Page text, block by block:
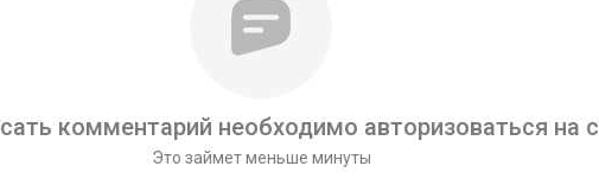
комментарий необходимо авторизоваться на
Это займет меньше минуты